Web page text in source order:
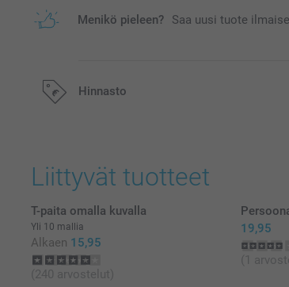
Menikö pieleen? Saa uusi tuote
Hinnasto
Liittyvät tuotteet
T-paita omalla kuvalla
Yli 10 mallia
Alkaen 15,95
(240 arvostelut)
19,95
(1